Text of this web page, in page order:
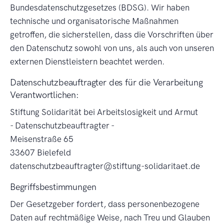
Bundesdatenschutzgesetzes (BDSG). Wir haben
technische und organisatorische Maßnahmen
getroffen, die sicherstellen, dass die Vorschriften über
den Datenschutz sowohl von uns, als auch von unseren
externen Dienstleistern beachtet werden.
Datenschutzbeauftragter des für die Verarbeitung
Verantwortlichen:
Stiftung Solidarität bei Arbeitslosigkeit und Armut
- Datenschutzbeauftragter -
Meisenstraße 65
33607 Bielefeld
datenschutzbeauftragter@stiftung-solidaritaet.de
Begriffsbestimmungen
Der Gesetzgeber fordert, dass personenbezogene
Daten auf rechtmäßige Weise, nach Treu und Glauben